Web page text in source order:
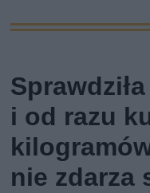
i od razu
nie zdarza